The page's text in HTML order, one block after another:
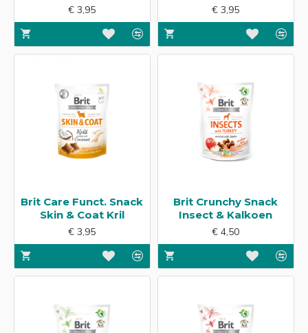
€ 3,95
€ 3,95
Brit Care Funct. Snack
Skin & Coat Kril
€ 3,95
Brit Crunchy Snack
Insect & Kalkoen
€ 4,50